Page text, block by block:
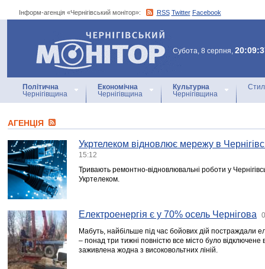
Інформ-агенція «Чернігівський монітор»: RSS Twitter Facebook
Інформ-агенція
«Чернігівський монітор»
Субота, 8 серпня,
Політична
Чернігівщина
Економічна
Чернігівщина
Культурна
Чернігівщина
АГЕНЦIЯ
Укртелеком відновлює мережу в
15:12
Тривають ремонтно-відновлювальні роботи у
Укртелеком.
Електроенергія є у 70% осель Чернігова
Мабуть, найбільше під час бойових дій постраждали
– понад три тижні повністю все місто було
заживлена жодна з високовольтних ліній.